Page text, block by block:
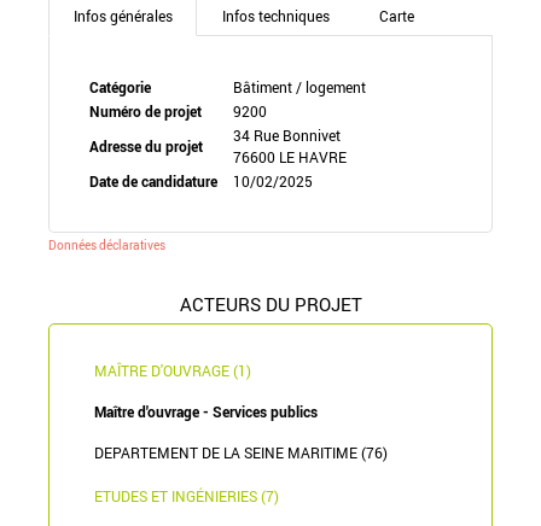
Infos générales Infos techniques Carte
Catégorie
Bâtiment / logement
Numéro de projet
9200
Adresse du projet
34 Rue Bonnivet
76600 LE HAVRE
Date de candidature
10/02/2025
Données déclaratives
ACTEURS DU PROJET
MAÎTRE D'OUVRAGE (1)
Maître d'ouvrage - Services publics
DEPARTEMENT DE LA SEINE MARITIME (76)
ETUDES ET INGÉNIERIES (7)